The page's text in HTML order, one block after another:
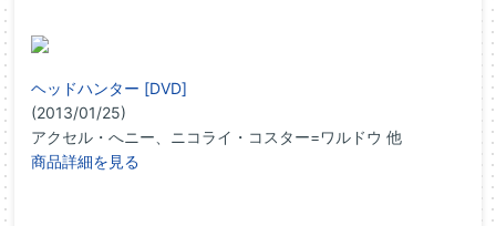
ヘッドハンター [DVD]
(2013/01/25)
アクセル・へニー、ニコライ・コスター=ワルドウ 他
商品詳細を見る